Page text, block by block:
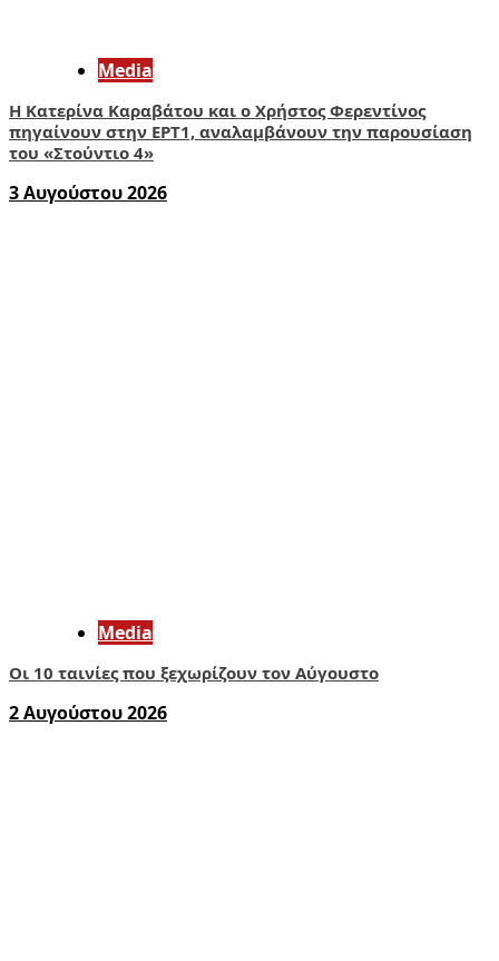
Media
Η Κατερίνα Καραβάτου και ο Χρήστος Φερεντίνος
πηγαίνουν στην ΕΡΤ1, αναλαμβάνουν την παρουσίαση
του «Στούντιο 4»
3 Αυγούστου 2026
Media
Οι 10 ταινίες που ξεχωρίζουν τον Αύγουστο
2 Αυγούστου 2026